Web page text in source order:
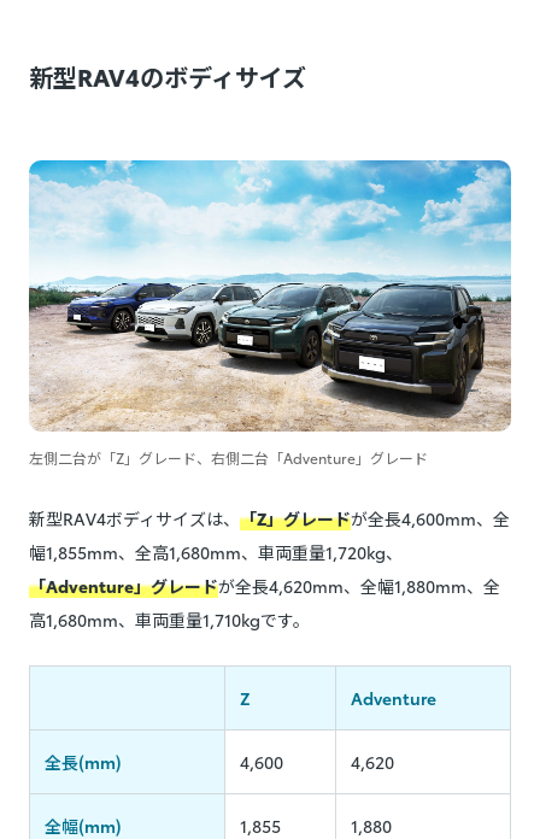
新型RAV4のボディサイズ
左側二台が「Z」グレード、右側二台「Adventure」グレード
新型RAV4ボディサイズは、 「Z」グレードが全長4,600mm、全
幅1,855mm、全高1,680mm、車両重量1,720kg、
「Adventure」グレードが全長4,620mm、全幅1,880mm、全
高1,680mm、車両重量1,710kgです。
Z Adventure
全長(mm) 4,600 4,620
全幅(mm) 1,855 1,880